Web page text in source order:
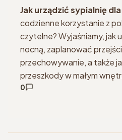
Jak urządzić sypialnię
codzienne korzystanie z
czytelne? Wyjaśniamy, jak
nocną, zaplanować
przechowywanie, a także
przeszkody w małym
0